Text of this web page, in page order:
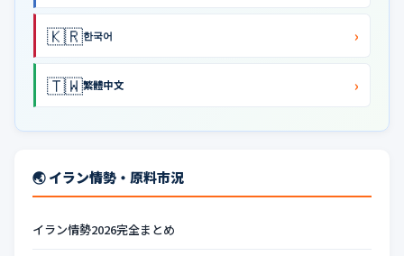
🇰🇷한국어 ›
🇹🇼繁體中文 ›
🌏 イラン情勢・原料市況
イラン情勢2026完全まとめ